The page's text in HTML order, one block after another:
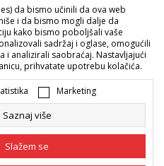
da bismo učinili da ova web
i da bismo mogli dalje da
kako bismo poboljšali vaše
sadržaj i oglase, omogućili
i analizirali saobraćaj. Nastavljajući
prihvatate upotrebu kolačića.
Marketing
Saznaj više
Slažem se